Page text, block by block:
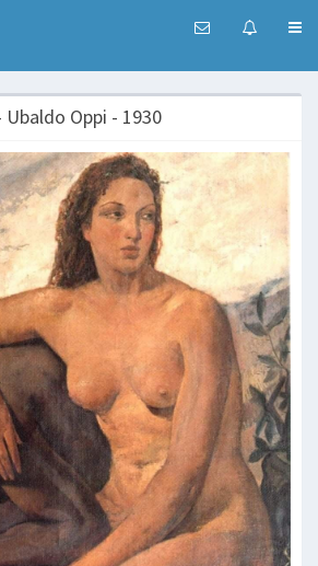
Ubaldo Oppi - 1930